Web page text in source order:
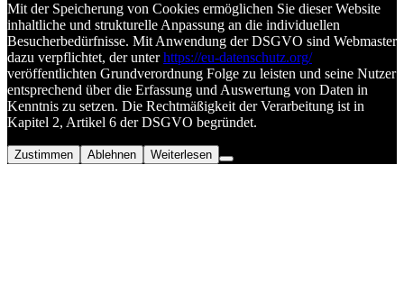
Mit der Speicherung von Cookies ermöglichen Sie dieser Website
inhaltliche und strukturelle Anpassung an die individuellen
Besucherbedürfnisse. Mit Anwendung der DSGVO sind Webmaster
dazu verpflichtet, der unterhttps://eu-datenschutz.org/
veröffentlichten Grundverordnung Folge zu leisten und seine Nutzer
entsprechend über die Erfassung und Auswertung von Daten in
Kenntnis zu setzen. Die Rechtmäßigkeit der Verarbeitung ist in
Kapitel 2, Artikel 6 der DSGVO begründet.
Zustimmen Ablehnen Weiterlesen